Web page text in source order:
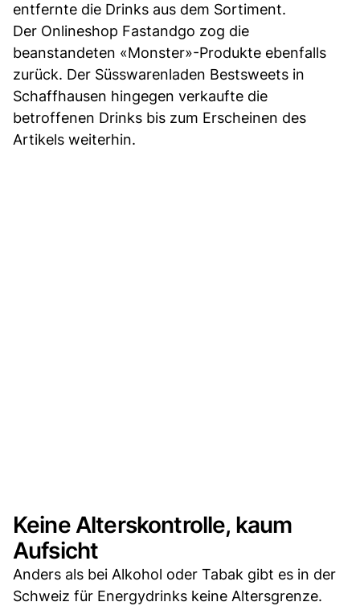
entfernte die Drinks aus dem Sortiment.
Der Onlineshop Fastandgo zog die
beanstandeten «Monster»-Produkte ebenfalls
zurück. Der Süsswarenladen Bestsweets in
Schaffhausen hingegen verkaufte die
betroffenen Drinks bis zum Erscheinen des
Artikels weiterhin.
Keine Alterskontrolle, kaum
Aufsicht
Anders als bei Alkohol oder Tabak gibt es in der
Schweiz für Energydrinks keine Altersgrenze.